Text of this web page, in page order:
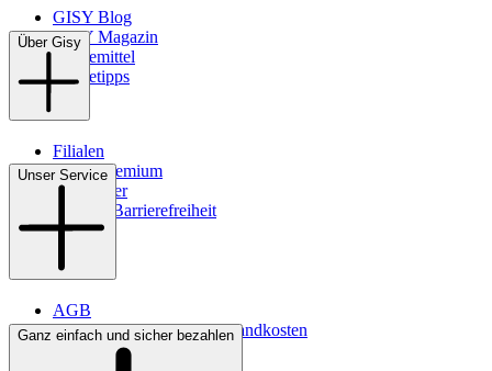
GISY Blog
GISY Magazin
Pflegemittel
Pflegetipps
Über Gisy
Filialen
WMS-Premium
Newsletter
Digitale Barrierefreiheit
Unser Service
AGB
Lieferbedingungen & Versandkosten
Bezahlung
Ganz einfach und sicher bezahlen